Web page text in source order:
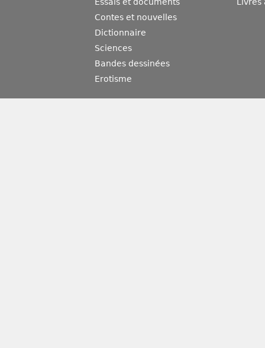
Essais et documents
Contes et nouvelles
Dictionnaire
Sciences
Bandes dessinées
Erotisme
Livres